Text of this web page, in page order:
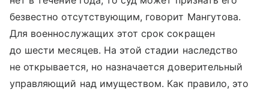
безвестно отсутствующим, говорит Мангутова.
Для военнослужащих этот срок сокращен
до шести месяцев. На этой стадии наследство
не открывается, но назначается доверительный
управляющий над имуществом. Как правило, это